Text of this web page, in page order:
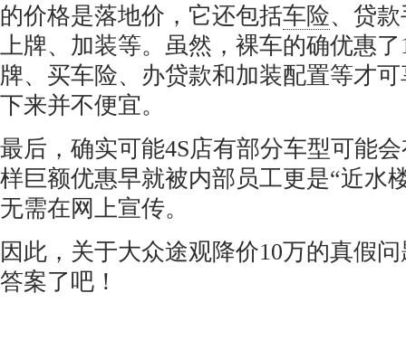
的价格是落地价，它还包括车险、贷
上牌、加装等。虽然，裸车的确优惠
牌、买车险、办贷款和加装配置等才
下来并不便宜。
最后，确实可能4S店有部分车型可能
样巨额优惠早就被内部员工更是“近水
无需在网上宣传。
因此，关于大众途观降价10万的真假
答案了吧！